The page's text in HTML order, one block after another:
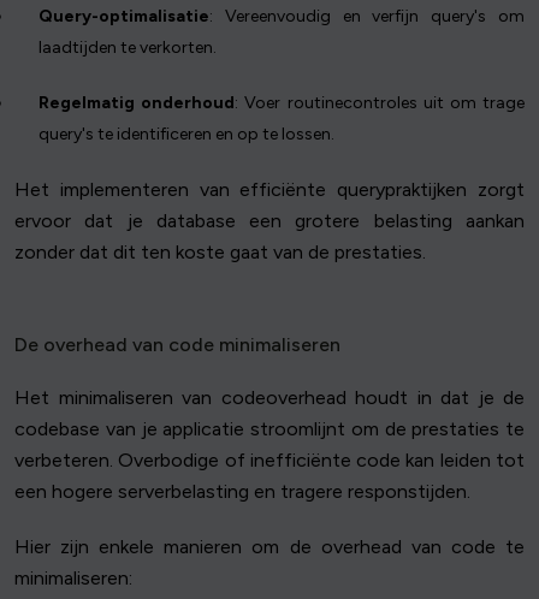
Query-optimalisatie: Vereenvoudig en verfijn query's om
laadtijden te verkorten.
Regelmatig onderhoud: Voer routinecontroles uit om trage
query's te identificeren en op te lossen.
Het implementeren van efficiënte querypraktijken zorgt
ervoor dat je database een grotere belasting aankan
zonder dat dit ten koste gaat van de prestaties.
De overhead van code minimaliseren
Het minimaliseren van codeoverhead houdt in dat je de
codebase van je applicatie stroomlijnt om de prestaties te
verbeteren. Overbodige of inefficiënte code kan leiden tot
een hogere serverbelasting en tragere responstijden.
Hier zijn enkele manieren om de overhead van code te
minimaliseren: